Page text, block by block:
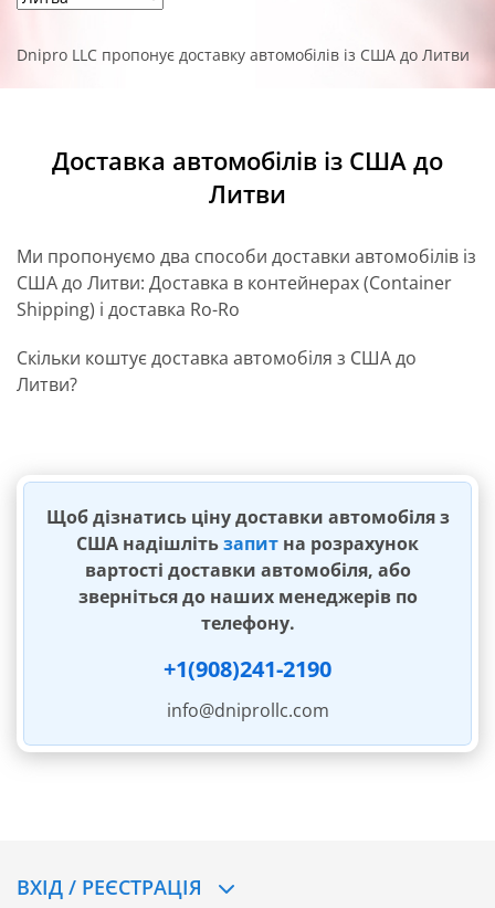
Dnipro LLC пропонує доставку автомобілів із США до Литви
Доставка автомобілів із США до
Литви
Ми пропонуємо два способи доставки автомобілів із
США до Литви: Доставка в контейнерах (Container
Shipping) і доставка Ro-Ro
Скільки коштує доставка автомобіля з США до
Литви?
Щоб дізнатись ціну доставки автомобіля з
США надішлітьзапит на розрахунок
вартості доставки автомобіля, або
зверніться до наших менеджерів по
телефону.
+1(908)241-2190
info@dniprollc.com
ВХІД / РЕЄСТРАЦІЯ